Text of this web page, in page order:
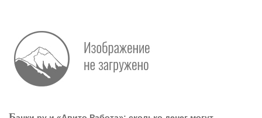
Работа мечты. Что банки делают для того, чтобы
привлечь и удержать персонал - «Интервью»